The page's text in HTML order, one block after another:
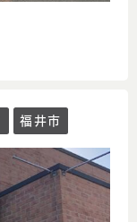
福井市